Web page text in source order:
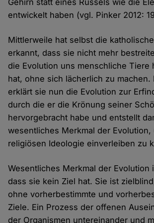
Gehirn statt eines Rüssels wie die
entwickelt haben (vgl. Pinker 2012:
Mittlerweile hat selbst die
erkannt, dass sie nicht mehr
die Evolution uns menschliche Tiere
hat, ohne sich lächerlich zu machen.
erklärt sie nun die Evolution zur
durch die er die Krönung seiner
hervorgebracht habe und entstellt
wesentliches Merkmal der Evolution,
religiösen Ideologie einverleiben zu
Wesentliches Merkmal der Evolution
dass sie kein Ziel hat. Sie ist
ohne vorherbestimmte und
Ziele. Ein Prozess der offenen
der Organismen untereinander und